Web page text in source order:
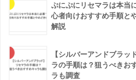
ぷにぷにリセマラは本当
心者向けおすすめ手順と
解説
【シルバーアンドブラッ
ラの手順は？狙うべきお
ラも調査